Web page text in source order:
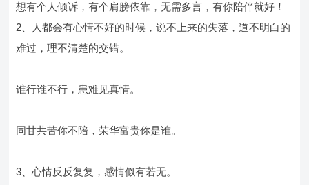
想有个人倾诉，有个肩膀依靠，无需多言，有你陪伴就好！
2、人都会有心情不好的时候，说不上来的失落，道不明白的
难过，理不清楚的交错。
谁行谁不行，患难见真情。
同甘共苦你不陪，荣华富贵你是谁。
3、心情反反复复，感情似有若无。